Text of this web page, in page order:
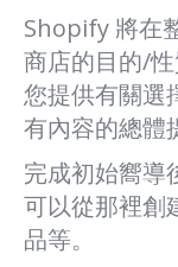
Shopify 將在
商店的目的/
您提供有關選
有內容的總體
完成初始嚮導
可以從那裡創
品等。